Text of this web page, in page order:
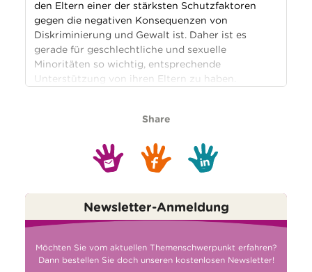
den Eltern einer der stärksten Schutzfaktoren
gegen die negativen Konsequenzen von
Diskriminierung und Gewalt ist. Daher ist es
gerade für geschlechtliche und sexuelle
Minoritäten so wichtig, entsprechende
Unterstützung von ihren Eltern zu haben.
Share
Newsletter-Anmeldung
Möchten Sie vom aktuellen Themenschwerpunkt erfahren?
Dann bestellen Sie doch unseren kostenlosen Newsletter!